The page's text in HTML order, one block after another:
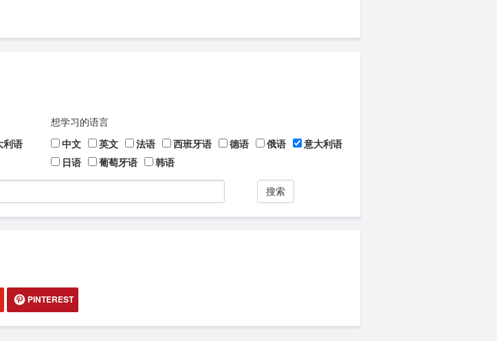
利语
想学习的语言
中文
英文 法语 西班牙语 德语 俄语
意大利语
日语
葡萄牙语 韩语
搜索
PINTEREST